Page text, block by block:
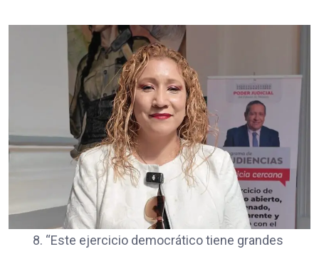
8. “Este ejercicio democrático tiene grandes